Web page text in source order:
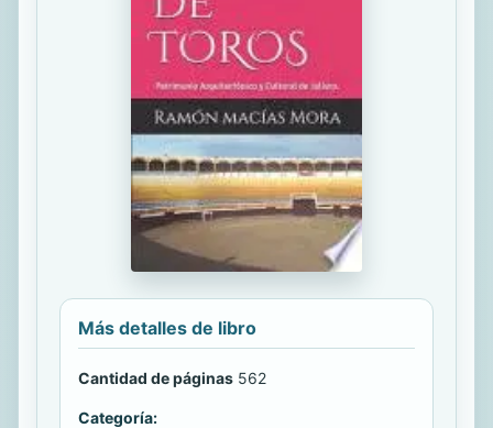
Más detalles de libro
Cantidad de páginas 562
Categoría: